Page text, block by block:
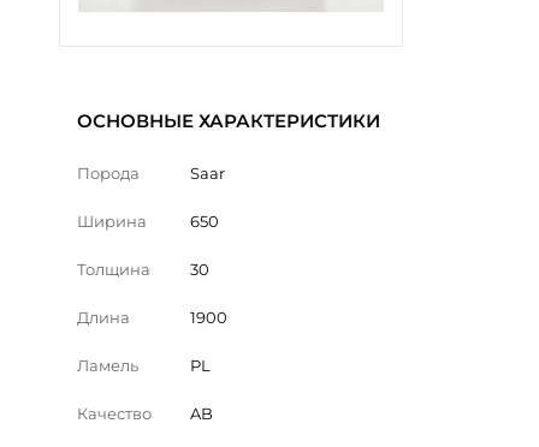
ОСНОВНЫЕ ХАРАКТЕРИСТИКИ
Порода Saar
Ширина 650
Толщина 30
Длина 1900
Ламель PL
Качество AB